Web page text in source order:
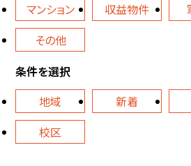
マンション
収益物件
その他
条件を選択
地域
新着
校区